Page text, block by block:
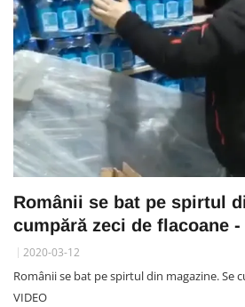
Românii se bat pe spirtul
cumpără zeci de flacoane -
2020-03-12
Românii se bat pe spirtul din magazine. Se
VIDEO